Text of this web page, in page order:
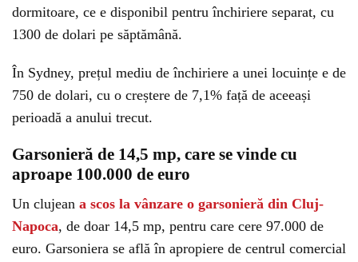
dormitoare, ce e disponibil pentru închiriere separat, cu
1300 de dolari pe săptămână.
În Sydney, prețul mediu de închiriere a unei locuințe e de
750 de dolari, cu o creștere de 7,1% față de aceeași
perioadă a anului trecut.
Garsonieră de 14,5 mp, care se vinde cu
aproape 100.000 de euro
Un clujean a scos la vânzare o garsonieră din Cluj-
Napoca, de doar 14,5 mp, pentru care cere 97.000 de
euro. Garsoniera se află în apropiere de centrul comercial